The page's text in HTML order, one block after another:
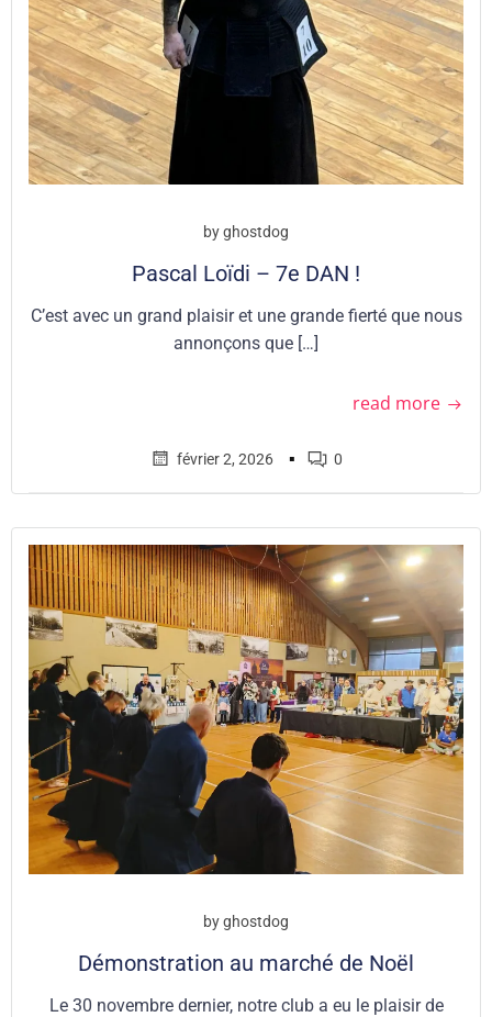
byghostdog
Pascal Loïdi – 7e DAN !
C’est avec un grand plaisir et une grande fierté que nous
annonçons que […]
read more
février 2, 2026 ▪ 0
byghostdog
Démonstration au marché de Noël
Le 30 novembre dernier, notre club a eu le plaisir de